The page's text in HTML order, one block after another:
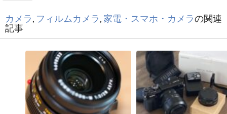
カメラ, フィルムカメラ, 家電・スマホ・カメラの関連
記事